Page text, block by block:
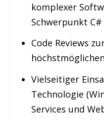
komplexer
Schwerpunkt C#
Code Reviews
Vielseitiger
Technologie
Services und